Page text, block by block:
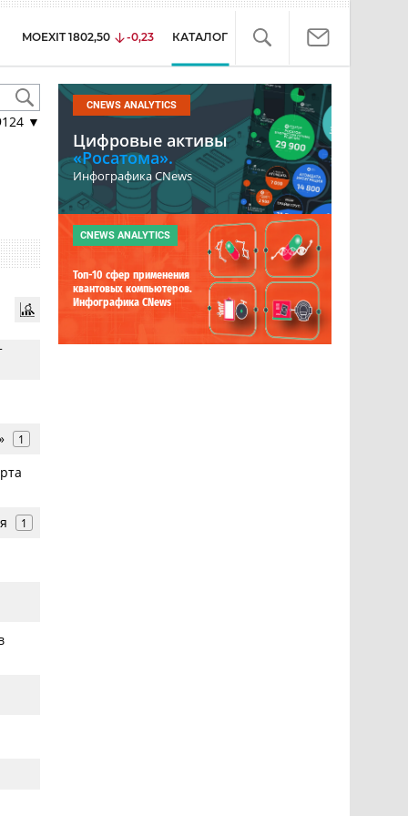
MOEXIT 1802,50 -0,23 КАТАЛОГ
▼
1
1
CNEWS ANALYTICS
Цифровые активы
«Росатома».
Инфографика CNews
CNEWS ANALYTICS
Топ-10 сфер применения
квантовых компьютеров.
Инфографика CNews